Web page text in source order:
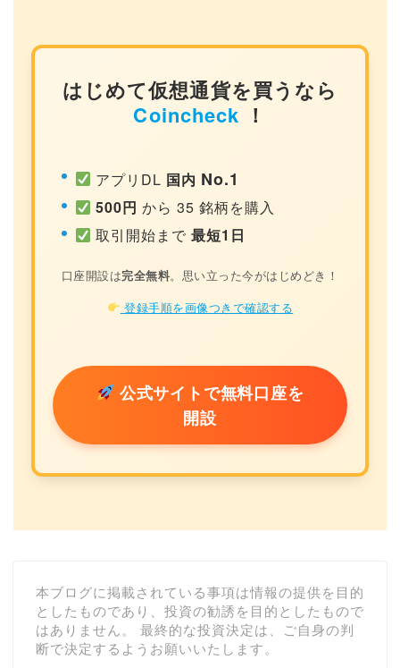
はじめて仮想通貨を買うなら
Coincheck ！
アプリDL 国内 No.1
500円 から 35 銘柄を購入
取引開始まで最短1日
口座開設は完全無料。思い立った今がはじめどき！
登録手順を画像つきで確認する
公式サイトで無料口座を
開設
本ブログに掲載されている事項は情報の提供を目的
としたものであり、投資の勧誘を目的としたもので
はありません。 最終的な投資決定は、ご自身の判
断で決定するようお願いいたします。